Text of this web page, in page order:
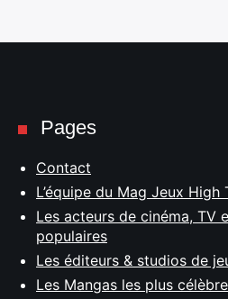
Pages
Contact
L’équipe du Mag Jeux High
Les acteurs de cinéma, TV
populaires
Les éditeurs & studios de
Les Mangas les plus